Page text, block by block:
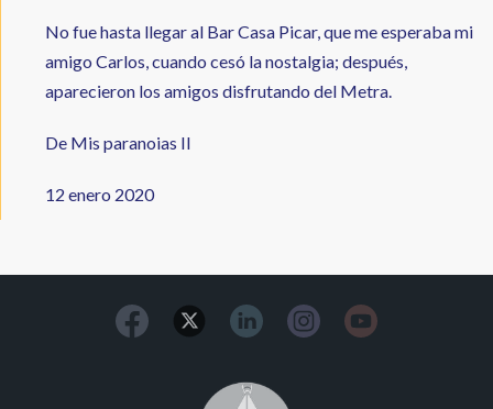
No fue hasta llegar al Bar Casa Picar, que me esperaba mi
amigo Carlos, cuando cesó la nostalgia; después,
aparecieron los amigos disfrutando del Metra.
De Mis paranoias II
12 enero 2020
Image